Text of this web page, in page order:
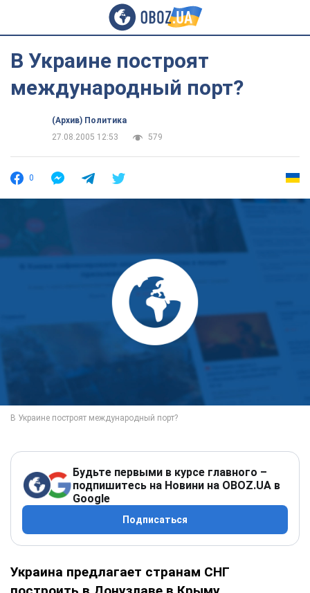
В Украине построят
международный порт?
(Архив) Политика
27.08.2005 12:53
579
0
Будьте первыми в курсе главного –
подпишитесь на Новини на OBOZ.UA в
Google
Подписаться
Украина предлагает странам СНГ